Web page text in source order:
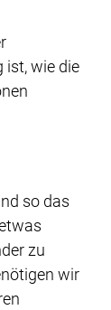
ist, wie die
so das
zu
wir